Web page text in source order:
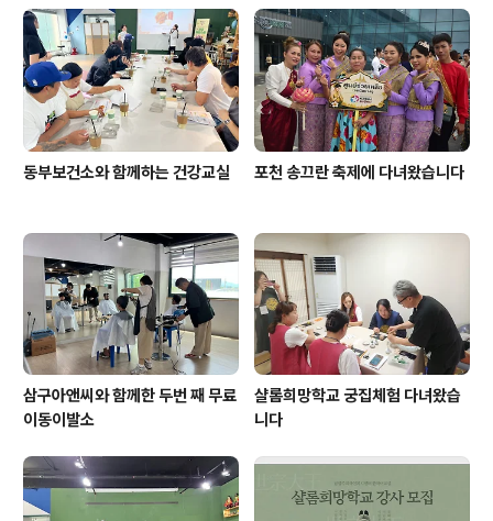
동부보건소와 함께하는 건강교실 포천 송끄란 축제에 다녀왔습니다
삼구아앤씨와 함께한 두번 째 무료
이동이발소
샬롬희망학교 궁집체험 다녀왔습
니다